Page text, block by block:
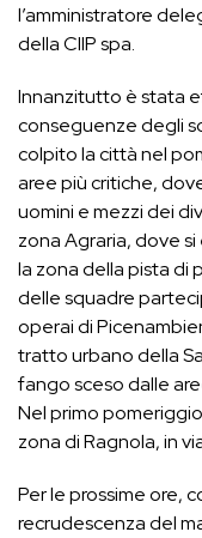
l’amministratore
della CIIP spa.
Innanzitutto è stata
conseguenze degli
colpito la città nel
aree più critiche,
uomini e mezzi dei
zona Agraria, dove
la zona della pista di
delle squadre
operai di
tratto urbano della
fango sceso dalle
Nel primo
zona di Ragnola, in
Per le prossime ore,
recrudescenza del